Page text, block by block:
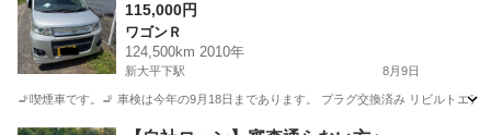
115,000円
ワゴンＲ
124,500km 2010年
新大平下駅 8月9日
🚬喫煙車です。🚬 車検は今年の9月18日まであります。 プラグ交換済み リビルトエ